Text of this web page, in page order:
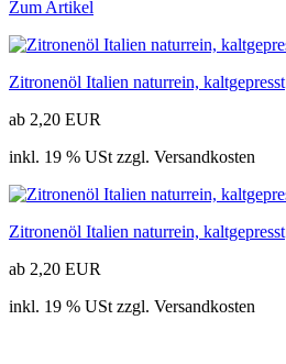
Zum Artikel
Zitronenöl Italien naturrein, kaltgepresst
ab 2,20 EUR
inkl. 19 % USt zzgl. Versandkosten
Zitronenöl Italien naturrein, kaltgepresst
ab 2,20 EUR
inkl. 19 % USt zzgl. Versandkosten